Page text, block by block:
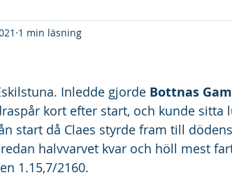
1 min läsning
Inledde gjorde Bottnas
kort efter start, och kunde sitta
start då Claes styrde fram till
halvvarvet kvar och höll mest
1.15,7/2160.